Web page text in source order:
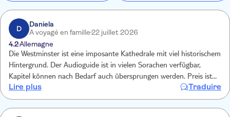
D
Daniela
A voyagé en famille22 juillet 2026
4.2Allemagne
Die Westminster ist eine imposante Kathedrale mit viel historischem
Hintergrund. Der Audioguide ist in vielen Sorachen verfügbar,
Kapitel können nach Bedarf auch übersprungen werden. Preis ist
über tui bei allen Erlebnissen in London günstiger als vor Ort. E-
ticket ist in London Standard! Kinder sind hier inklusive!
Lire plus Traduire